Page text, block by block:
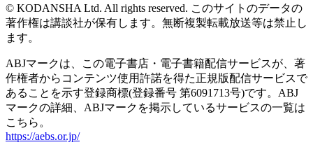
© KODANSHA Ltd. All rights reserved. このサイトのデータの
著作権は講談社が保有します。無断複製転載放送等は禁止し
ます。
ABJマークは、この電子書店・電子書籍配信サービスが、著
作権者からコンテンツ使用許諾を得た正規版配信サービスで
あることを示す登録商標(登録番号 第6091713号)です。ABJ
マークの詳細、ABJマークを掲示しているサービスの一覧は
こちら。
https://aebs.or.jp/